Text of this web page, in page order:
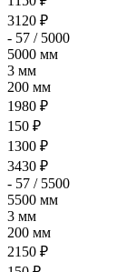
3120 ₽
- 57 / 5000
5000 мм
3 мм
200 мм
1980 ₽
150 ₽
1300 ₽
3430 ₽
- 57 / 5500
5500 мм
3 мм
200 мм
2150 ₽